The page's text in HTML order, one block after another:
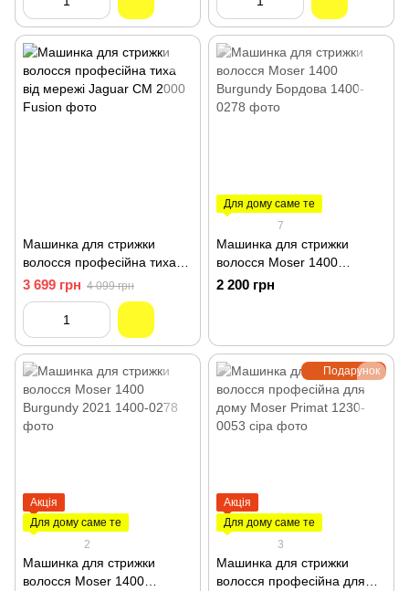
Машинка для стрижки
волосся професійна тиха
від мережі Jaguar CM 2000
Fusion
3 699 грн 4 099 грн
Для дому саме те
7
Машинка для стрижки
волосся Moser 1400
Burgundy Бордова 1400-
2 200 грн
Акція
Для дому саме те
2
Машинка для стрижки
волосся Moser 1400
Подарунок
Акція
Для дому саме те
3
Машинка для стрижки
волосся професійна для